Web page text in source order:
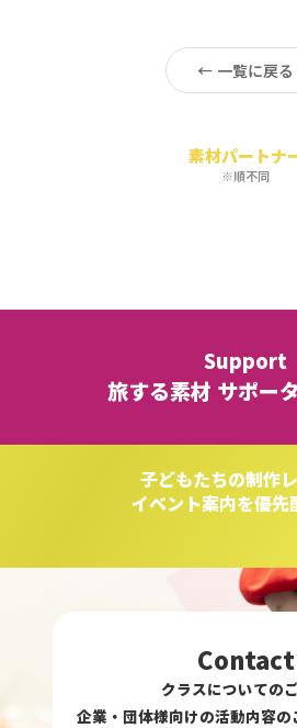
← 一覧に戻る
素材パートナ
※順不同
Support
旅する素材 サポー
子どもたちの制作
イベント案内を優先
Contact
クラスについての
企業・団体様向けの活動内容